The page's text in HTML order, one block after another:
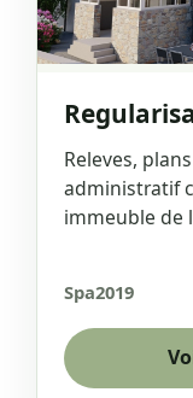
Releves,
administratif
immeuble de
Spa2019